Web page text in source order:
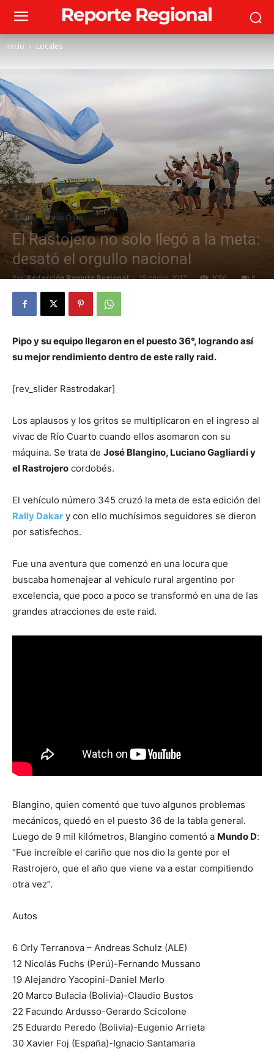
Inicio Locales
Locales Monte Cristo
El Rastojero no solo llegó a la meta:
desató el orgullo nacional
Por Redacción Reporte Regional - 15 enero, 2017 1086 0
Pipo y su equipo llegaron en el puesto 36°, logrando así
su mejor rendimiento dentro de este rally raid.
[rev_slider Rastrodakar]
Los aplausos y los gritos se multiplicaron en el ingreso al
vivac de Río Cuarto cuando ellos asomaron con su
máquina. Se trata de José Blangino, Luciano Gagliardi y
el Rastrojero cordobés.
El vehículo número 345 cruzó la meta de esta edición del
Rally Dakar y con ello muchísimos seguidores se dieron
por satisfechos.
Fue una aventura que comenzó en una locura que
buscaba homenajear al vehículo rural argentino por
excelencia, que poco a poco se transformó en una de las
grandes atracciones de este raid.
Blangino, quien comentó que tuvo algunos problemas
mecánicos, quedó en el puesto 36 de la tabla general.
Luego de 9 mil kilómetros, Blangino comentó a Mundo D:
“Fue increíble el cariño que nos dio la gente por el
Rastrojero, que el año que viene va a estar compitiendo
otra vez”.
Autos
6 Orly Terranova – Andreas Schulz (ALE)
12 Nicolás Fuchs (Perú)-Fernando Mussano
19 Alejandro Yacopini-Daniel Merlo
20 Marco Bulacia (Bolivia)-Claudio Bustos
22 Facundo Ardusso-Gerardo Scicolone
25 Eduardo Peredo (Bolivia)-Eugenio Arrieta
30 Xavier Foj (España)-Ignacio Santamaria